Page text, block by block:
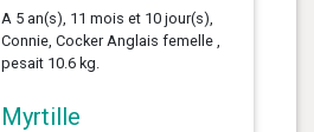
A 5 an(s), 11 mois et 10 jour(s),
Connie, Cocker Anglais femelle ,
pesait 10.6 kg.
Myrtille